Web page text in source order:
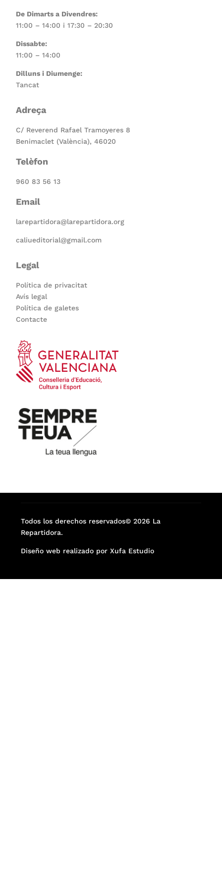
De Dimarts a Divendres:
11:00 – 14:00 i 17:30 – 20:30
Dissabte:
11:00 – 14:00
Dilluns i Diumenge:
Tancat
Adreça
C/ Reverend Rafael Tramoyeres 8
Benimaclet (València), 46020
Telèfon
960 83 56 13
Email
larepartidora@larepartidora.org
caliueditorial@gmail.com
Legal
Política de privacitat
Avís legal
Política de galetes
Contacte
Todos los derechos reservados© 2026 La
Repartidora.
Diseño web realizado por Xufa Estudio